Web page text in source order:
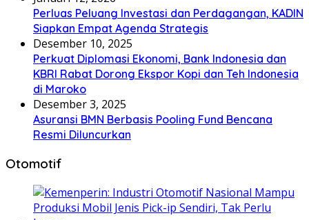
Perluas Peluang Investasi dan Perdagangan, KADIN
Siapkan Empat Agenda Strategis
Desember 10, 2025
Perkuat Diplomasi Ekonomi, Bank Indonesia dan
KBRI Rabat Dorong Ekspor Kopi dan Teh Indonesia
di Maroko
Desember 3, 2025
Asuransi BMN Berbasis Pooling Fund Bencana
Resmi Diluncurkan
Otomotif